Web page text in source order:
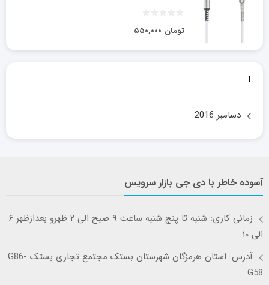
۵۵۰,۰۰۰ تومان
۱
دسامبر 2016
آسوده خاطر با دی جی بازار سرویس
زمانی کاری: شنبه تا پنچ شنبه ساعت ۹ صبح الی ۲ ظهرو بعدازظهر ۶
الی ۱۰
آدرس: استان هرمزگان شهرستان بستک مجتمع تجاری بستک G86-
G58